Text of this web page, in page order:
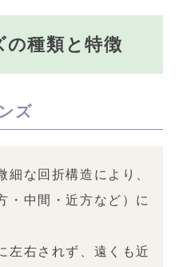
の種類と特徴
ズ
細な回折構造により、
・中間・近方など）に
左右されず、遠くも近